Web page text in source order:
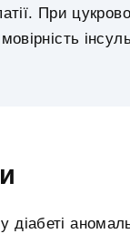
При
діабеті